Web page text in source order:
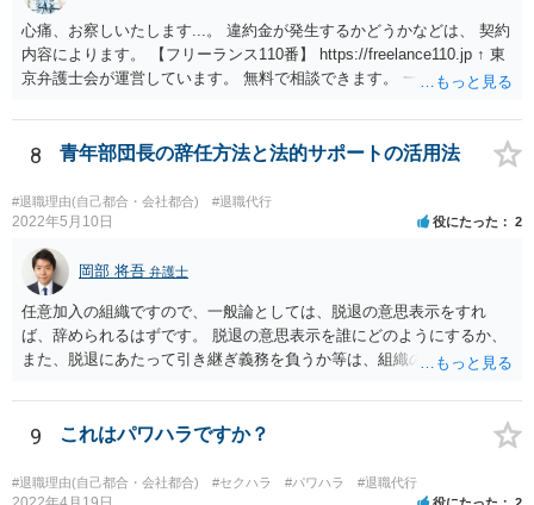
心痛、お察しいたします...。 違約金が発生するかどうかなどは、 契約
内容によります。 【フリーランス110番】 https://freelance110.jp ↑ 東
京弁護士会が運営しています。 無料で相談できます。 一度、ご相談す
「パワハラしてたよね」という材料で 減額交渉も可能かもしれませ
ん。
8 青年部団長の辞任方法と法的サポートの活用法
#退職理由(自己都合・会社都合) #退職代行
2022年5月10日 役にたった 2
岡部 将吾 弁護士
任意加入の組織ですので、一般論としては、脱退の意思表示をすれ
ば、辞められるはずです。 脱退の意思表示を誰にどのようにするか、
また、脱退にあたって引き継ぎ義務を負うか等は、組織の実態等を踏
もう少し具体的な対応方法についてアドバイスを受けられると思いま
す。
9 これはパワハラですか？
#退職理由(自己都合・会社都合) #セクハラ #パワハラ #退職代行
役にたった 2